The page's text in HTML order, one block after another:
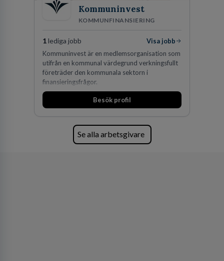
Kommuninvest
KOMMUNFINANSIERING
1lediga jobb
Visa jobb
Kommuninvest är en medlemsorganisation som
utifrån en kommunal värdegrund verkningsfullt
företräder den kommunala sektorn i
finansieringsfrågor.
Besök profil
Se alla arbetsgivare